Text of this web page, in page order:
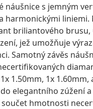
náušnice s jemným
harmonickými liniemi.
briliantového brusu,
jež umožňuje
Samotný závěs
1.50mm, 1x
elegantního zúžení
součet hmotnosti